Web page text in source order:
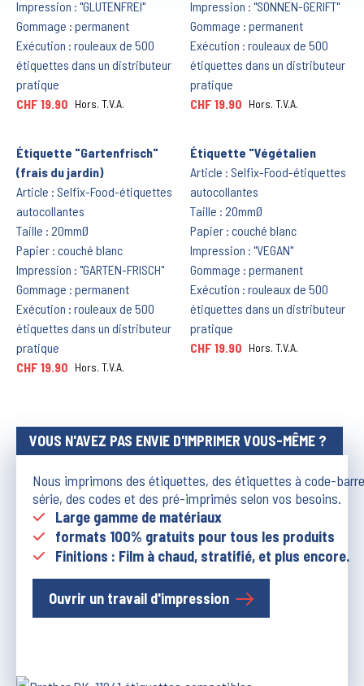
Impression : "GLUTENFREI"
Gommage : permanent
Exécution : rouleaux de 500
étiquettes dans un distributeur
pratique
CHF 19.90 Hors. T.V.A.
Impression : "SONNEN-GERIFT"
Gommage : permanent
Exécution : rouleaux de 500
étiquettes dans un distributeur
pratique
CHF 19.90 Hors. T.V.A.
Étiquette "Gartenfrisch"
(frais du jardin)
Article : Selfix-Food-étiquettes
autocollantes
Taille : 20mmØ
Papier : couché blanc
Impression : "GARTEN-FRISCH"
Gommage : permanent
Exécution : rouleaux de 500
étiquettes dans un distributeur
pratique
CHF 19.90 Hors. T.V.A.
Étiquette "Végétalien
Article : Selfix-Food-étiquettes
autocollantes
Taille : 20mmØ
Papier : couché blanc
Impression : "VEGAN"
Gommage : permanent
Exécution : rouleaux de 500
étiquettes dans un distributeur
pratique
CHF 19.90 Hors. T.V.A.
VOUS N'AVEZ PAS ENVIE D'IMPRIMER VOUS-MÊME ?
Nous imprimons des étiquettes, des étiquettes à code-
série, des codes et des pré-imprimés selon vos besoins.
Large gamme de matériaux
formats 100% gratuits pour tous les produits
Finitions : Film à chaud, stratifié, et plus encore.
Ouvrir un travail d'impression